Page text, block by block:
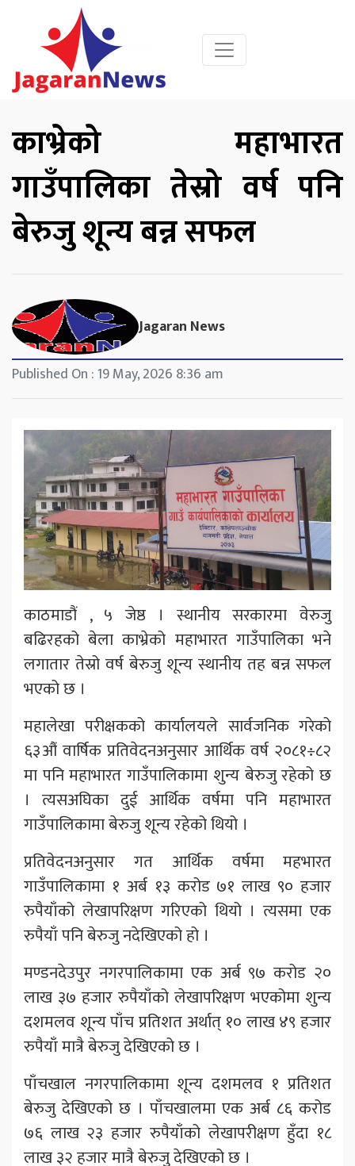
काभ्रेको महाभारत
गाउँपालिका तेस्रो वर्ष पनि
बेरुजु शून्य बन्न सफल
Jagaran News
Published On : 19 May, 2026 8:36 am
काठमाडौं , ५ जेष्ठ । स्थानीय सरकारमा वेरुजु
बढिरहको बेला काभ्रेको महाभारत गाउँपालिका भने
लगातार तेस्रो वर्ष बेरुजु शून्य स्थानीय तह बन्न सफल
भएको छ ।
महालेखा परीक्षकको कार्यालयले सार्वजनिक गरेको
६३औं वार्षिक प्रतिवेदनअनुसार आर्थिक वर्ष २०८१÷८२
मा पनि महाभारत गाउँपालिकामा शुन्य बेरुजु रहेको छ
। त्यसअघिका दुई आर्थिक वर्षमा पनि महाभारत
गाउँपालिकामा बेरुजु शून्य रहेको थियो ।
प्रतिवेदनअनुसार गत आर्थिक वर्षमा महभारत
गाउँपालिकामा १ अर्ब १३ करोड ७१ लाख ९० हजार
रुपैयाँको लेखापरिक्षण गरिएको थियो । त्यसमा एक
रुपैयाँ पनि बेरुजु नदेखिएको हो ।
मण्डनदेउपुर नगरपालिकामा एक अर्ब ९७ करोड २०
लाख ३७ हजार रुपैयाँको लेखापरिक्षण भएकोमा शुन्य
दशमलव शून्य पाँच प्रतिशत अर्थात् १० लाख ४९ हजार
रुपैयाँ मात्रै बेरुजु देखिएको छ ।
पाँचखाल नगरपालिकामा शून्य दशमलव १ प्रतिशत
बेरुजु देखिएको छ । पाँचखालमा एक अर्ब ८६ करोड
७६ लाख २३ हजार रुपैयाँको लेखापरीक्षण हुँदा १८
लाख ३२ हजार मात्रै बेरुजु देखिएको छ ।